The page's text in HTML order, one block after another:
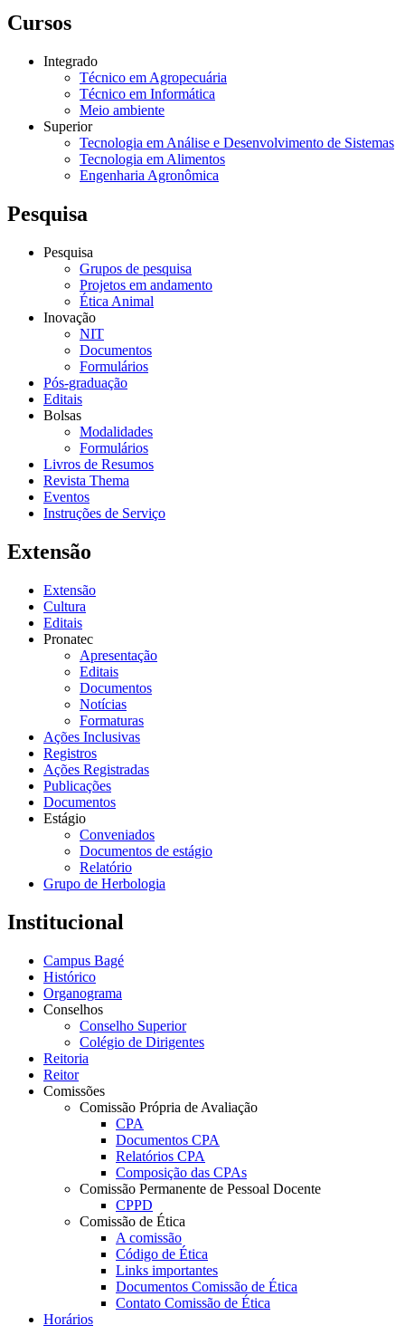
Cursos
Integrado
Técnico em Agropecuária
Técnico em Informática
Meio ambiente
Superior
Tecnologia em Análise e Desenvolvimento de Sistemas
Tecnologia em Alimentos
Engenharia Agronômica
Pesquisa
Pesquisa
Grupos de pesquisa
Projetos em andamento
Ética Animal
Inovação
NIT
Documentos
Formulários
Pós-graduação
Editais
Bolsas
Modalidades
Formulários
Livros de Resumos
Revista Thema
Eventos
Instruções de Serviço
Extensão
Extensão
Cultura
Editais
Pronatec
Apresentação
Editais
Documentos
Notícias
Formaturas
Ações Inclusivas
Registros
Ações Registradas
Publicações
Documentos
Estágio
Conveniados
Documentos de estágio
Relatório
Grupo de Herbologia
Institucional
Campus Bagé
Histórico
Organograma
Conselhos
Conselho Superior
Colégio de Dirigentes
Reitoria
Reitor
Comissões
Comissão Própria de Avaliação
CPA
Documentos CPA
Relatórios CPA
Composição das CPAs
Comissão Permanente de Pessoal Docente
CPPD
Comissão de Ética
A comissão
Código de Ética
Links importantes
Documentos Comissão de Ética
Contato Comissão de Ética
Horários